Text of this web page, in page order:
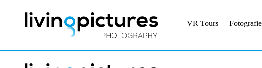
VR Tours Fotografie